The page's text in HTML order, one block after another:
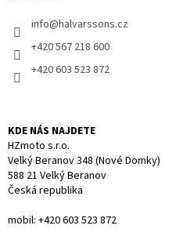
info@halvarssons.cz
+420 567 218 600
+420 603 523 872
KDE NÁS NAJDETE
HZmoto s.r.o.
Velký Beranov 348 (Nové Domky)
588 21 Velký Beranov
Česká republika
mobil: +420 603 523 872